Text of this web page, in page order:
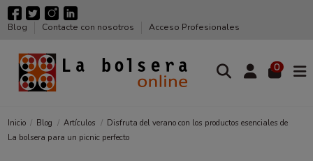
Blog Contacte con nosotros Acceso Profesionales
0
Inicio Blog Artículos
Disfruta del verano con los productos esenciales de
La bolsera para un picnic perfecto